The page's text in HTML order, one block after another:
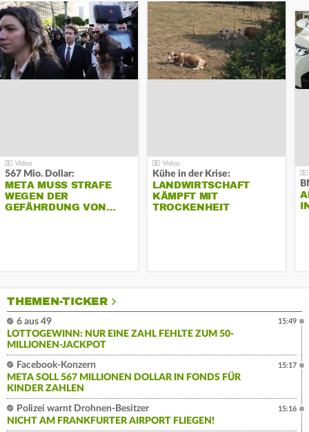
567 Mio. Dollar:
META MUSS STRAFE
WEGEN DER
GEFÄHRDUNG VON…
Kühe in der Krise:
LANDWIRTSCHAFT
KÄMPFT MIT
TROCKENHEIT
THEMEN-TICKER
6 aus 49
LOTTOGEWINN: NUR EINE ZAHL FEHLTE ZUM 50-
MILLIONEN-JACKPOT
15:49
Facebook-Konzern
META SOLL 567 MILLIONEN DOLLAR IN FONDS FÜR
KINDER ZAHLEN
15:17
Polizei warnt Drohnen-Besitzer
NICHT AM FRANKFURTER AIRPORT FLIEGEN!
15:16